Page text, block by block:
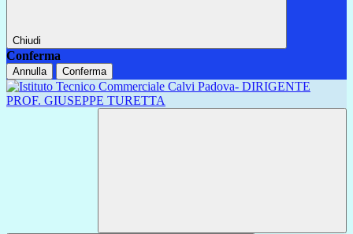
Chiudi
Conferma
Annulla Conferma